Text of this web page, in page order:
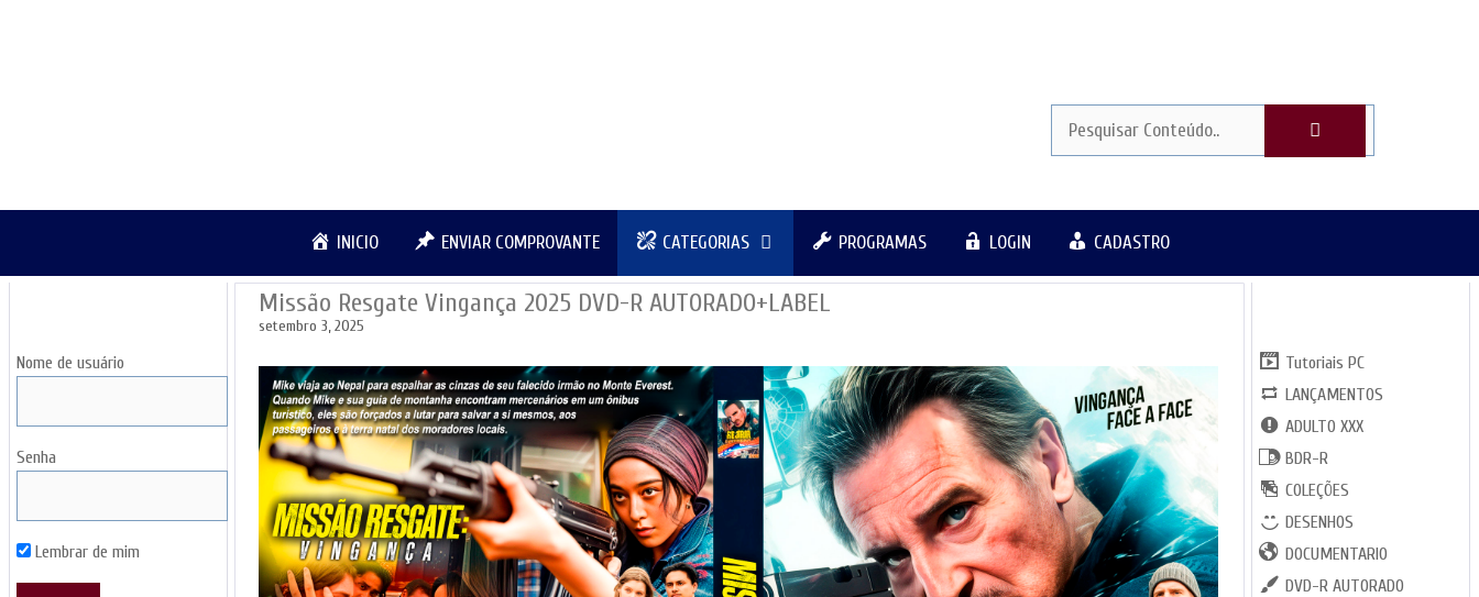
INICIO ENVIAR COMPROVANTE CATEGORIAS PROGRAMAS LOGIN CADASTRO
Missão Resgate Vingança 2025 DVD-R AUTORADO+LABEL
setembro 3, 2025
Nome de usuário
Senha
Lembrar de mim
Tutoriais PC
LANÇAMENTOS
ADULTO XXX
BDR-R
COLEÇÕES
DESENHOS
DOCUMENTARIO
DVD-R AUTORADO